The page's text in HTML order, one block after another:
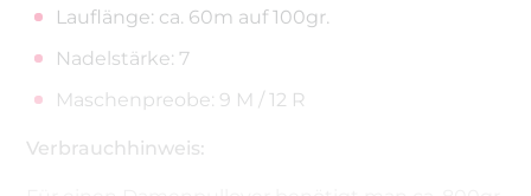
Lauflänge: ca. 60m auf 100gr.
Nadelstärke: 7
Maschenpreobe: 9 M / 12 R
Verbrauchhinweis: